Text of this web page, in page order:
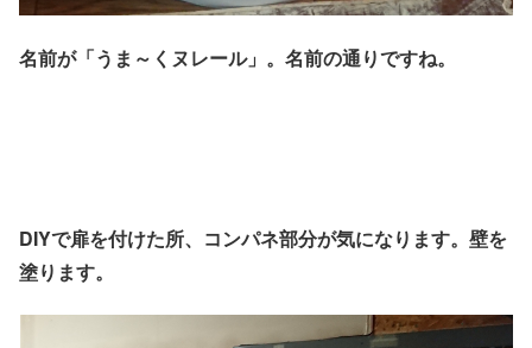
名前が「うま～くヌレール」。名前の通りですね。
DIYで扉を付けた所、コンパネ部分が気になります。壁を
塗ります。